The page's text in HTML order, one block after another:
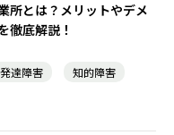
所とは？メリットやデメ
徹底解説！
発達障害
知的障害
移行支援サービス